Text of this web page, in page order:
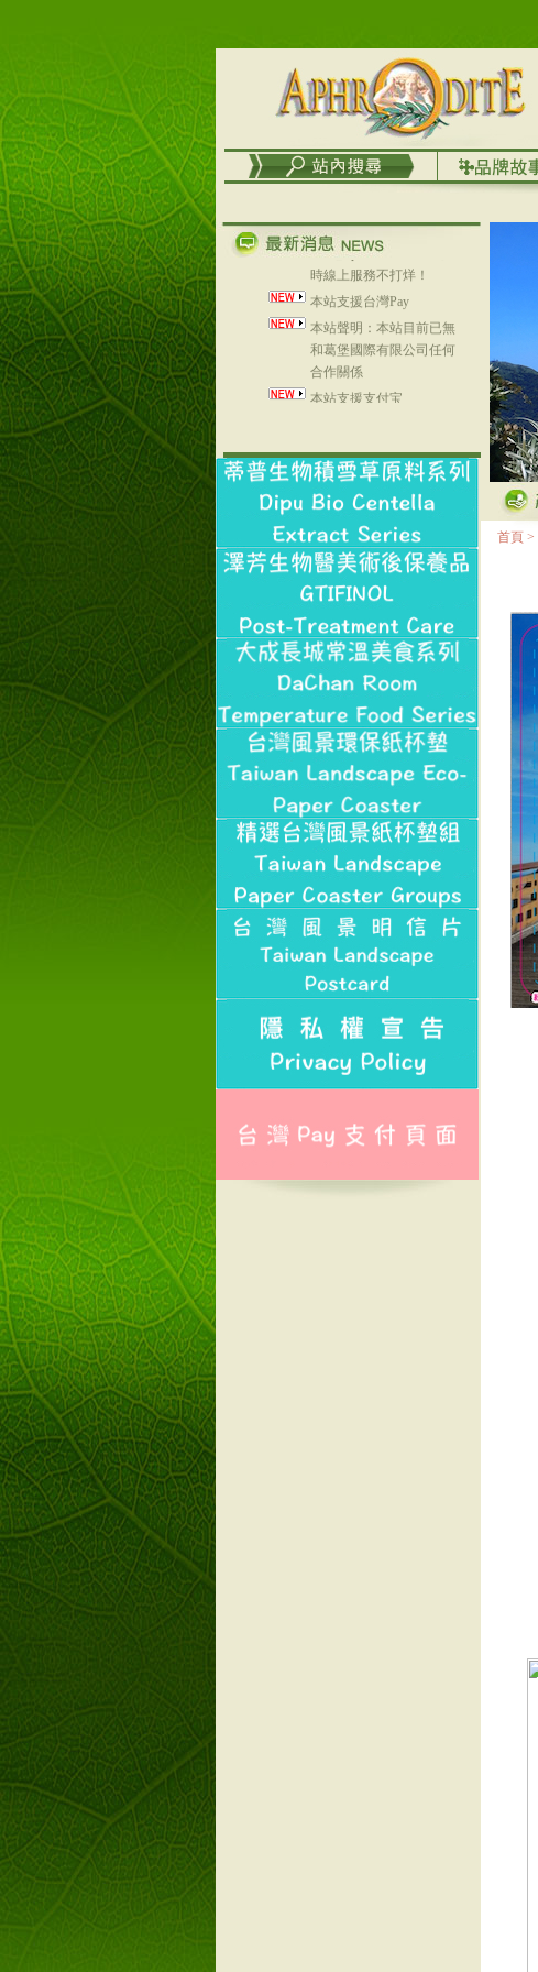
在外租屋者、居住處無管
理員、不方便在工作地點
取件者，歡迎多多使用
【郵局i郵箱】的服務喔～
【i郵箱】設立的地點，請
進入內頁連結～
Line@aphrodite2020 24小
時線上服務不打烊！
本站支援台灣Pay
本站聲明：本站目前已無
和葛堡國際有限公司任何
合作關係
本站支援支付宝
2017年1月1日起，中国大
首頁 >